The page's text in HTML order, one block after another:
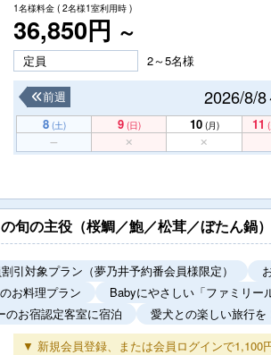
1名様料金 ( 2名様1室利用時 )
36,850円 ～
定員 2～5名様
2026/8/
前週
8 (土) 9 (日) 10 (月) 11
旬の主役（桜鯛／鮑／松茸／ぼたん鍋
引対象プラン（夢乃井予約番会員様限定）
お料理プラン
Babyにやさしい「ファミリー
のお宿認定客室に宿泊
愛犬との楽しい旅行
▼ 新規会員登録、または会員ログインで1,100